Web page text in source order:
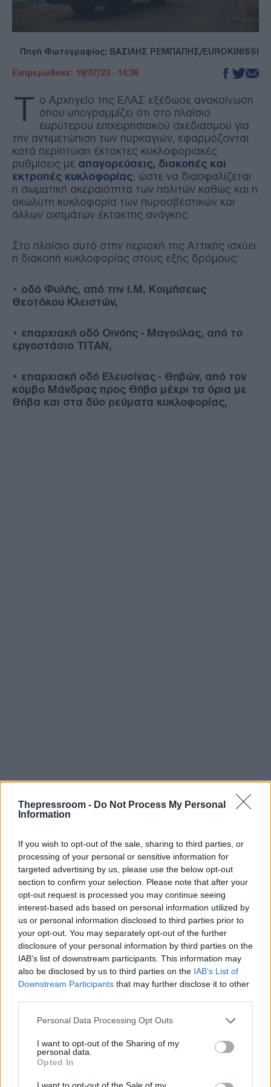
Thepressroom - Do Not Process My Personal
Information
If you wish to opt-out of the sale, sharing to third parties, or
processing of your personal or sensitive information for
targeted advertising by us, please use the below opt-out
section to confirm your selection. Please note that after your
opt-out request is processed you may continue seeing
interest-based ads based on personal information utilized by
us or personal information disclosed to third parties prior to
your opt-out. You may separately opt-out of the further
disclosure of your personal information by third parties on the
IAB’s list of downstream participants. This information may
also be disclosed by us to third parties on the IAB’s List of
Downstream Participants that may further disclose it to other
Please note that this website/app uses one or more Google
not limited to your visit or usage behaviour. You may click to
grant or deny consent to Google and its third-party tags to
use your data for below specified purposes in below Google
consent section.
Personal Data Processing Opt Outs
I want to opt-out of the Sharing of my
personal data.
Opted In
I want to opt-out of the Sale of my
Πηγή Φωτογραφίας: ΒΑΣΙΛΗΣ ΡΕΜΠΑΠΗΣ/EUROKINISSI
Ενημερώθηκε: 19/07/23 - 14:36
Τ ο Αρχηγείο της ΕΛΑΣ εξέδωσε ανακοίνωση
όπου υπογραμμίζει ότι στο πλαίσιο
ευρύτερου επιχειρησιακού σχεδιασμού για
την αντιμετώπιση των πυρκαγιών, εφαρμόζονται
κατά περίπτωση έκτακτες κυκλοφοριακές
ρυθμίσεις με απαγορεύσεις, διακοπές και
εκτροπές κυκλοφορίας, ώστε να διασφαλίζεται
η σωματική ακεραιότητα των πολιτών καθώς και η
ακώλυτη κυκλοφορία των πυροσβεστικών και
άλλων οχημάτων έκτακτης ανάγκης.
Στο πλαίσιο αυτό στην περιοχή της Αττικής ισχύει
η διακοπή κυκλοφορίας στους εξής δρόμους:
• οδό Φυλής, από την Ι.Μ. Κοιμήσεως
Θεοτόκου Κλειστών,
• επαρχιακή οδό Οινόης - Μαγούλας, από το
εργοστάσιο ΤΙΤΑΝ,
• επαρχιακή οδό Ελευσίνας - Θηβών, από τον
κόμβο Μάνδρας προς Θήβα μέχρι τα όρια με
Θήβα και στα δύο ρεύματα κυκλοφορίας,
• οδό Αγ. Αικατερίνης από Μάνδρα έως Λ.
Καταδρομών,
• Λ. Καταδρομών και Γερμανικού.
Παράλληλα, για την περιοχή της Βοιωτίας
εξακολουθεί να ισχύει η διακοπή και στα δύο
ρεύματα κυκλοφορίας:
• στη Λεωφόρο Οινόης Σχηματαρίου -
Ελευσίνας, από τη 14η χ/θ (Στεφάνι Βοιωτίας)
έως την 7η χ/θ (περιοχή ΤΙΤΑΝ),
την 30η χ/θ (όρια με Νομό Αττικής),
• καθώς και στην Επαρχιακή Οδό Πάνακτου -
Οινόης Αττικής, από την 1η έως την 10η χ/θ.